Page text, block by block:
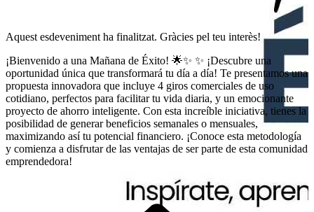
Aquest esdeveniment ha finalitzat. Gràcies pel teu interès!
¡Bienvenido a una Mañana de Éxito! 🌟✨ ✨ ¡Descubre una
oportunidad única que transformará tu día a día! Te presentamos una
propuesta innovadora que incluye 4 giros comerciales de uso
cotidiano, perfectos para facilitar tu vida diaria, y un emocionante
proyecto de ahorro inteligente. Con esta increíble iniciativa, tienes la
posibilidad de generar beneficios semanales o mensuales,
maximizando así tu potencial financiero. ¡Conoce esta metodología
y comienza a disfrutar de las ventajas de ser parte de esta comunidad
emprendedora!